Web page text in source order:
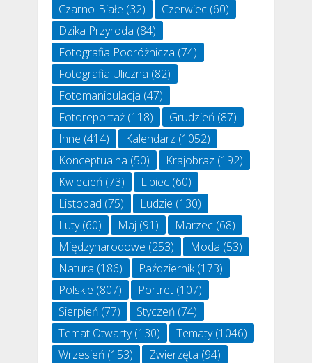
Czarno-Białe (32) Czerwiec(60)
Dzika Przyroda (84)
Fotografia Podróżnicza (74)
Fotografia Uliczna (82)
Fotomanipulacja (47)
Fotoreportaż(118) Grudzień(87)
Inne (414) Kalendarz (1052)
Konceptualna (50) Krajobraz (192)
Kwiecień(73) Lipiec(60)
Listopad (75) Ludzie (130)
Luty(60) Maj(91) Marzec(68)
Międzynarodowe (253) Moda (53)
Natura (186) Październik(173)
Polskie (807) Portret(107)
Sierpień(77) Styczeń(74)
Temat Otwarty(130) Tematy(1046)
Wrzesień(153) Zwierzęta (94)